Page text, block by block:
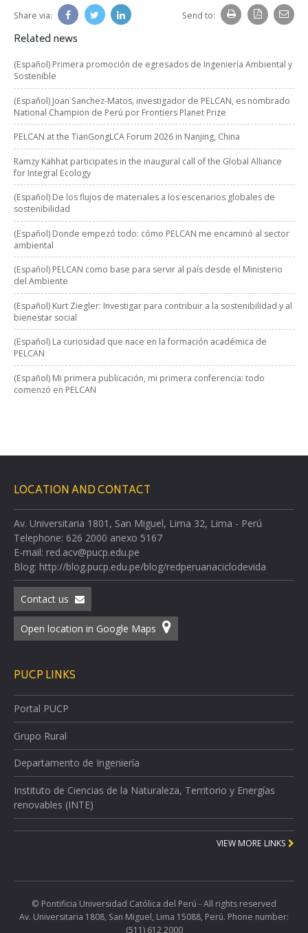
Share via: Send to:
Related news
(Español) Primera promoción de egresados de Ingeniería Ambiental y
Sostenible
(Español) Joan Sanchez-Matos, investigador de PELCAN, es nombrado
National Champion de Perú por Frontiers Planet Prize
PELCAN at the TianGongLCA Forum 2026 in Nanjing, China
Ramzy Kahhat participates in the inaugural call of the Global Alliance
for Integral Ecology
(Español) De los flujos de materiales a los escenarios globales de
sostenibilidad
(Español) Donde empezó todo: cómo PELCAN me encaminó al sector
ambiental
(Español) PELCAN como base para servir al país desde el Ministerio
del Ambiente
(Español) Kurt Ziegler: Investigar para contribuir a la sostenibilidad y al
bienestar social
(Español) La curiosidad que nace en la formación académica de
PELCAN
(Español) Mi primera publicación, mi primera conferencia: todo
comenzó en PELCAN
LOCATION AND CONTACT
Av. Universitaria 1801, San Miguel, Lima 32, Lima - Perú
Telephone: 626 2000 anexo 5167
E-mail: red.acv@pucp.edu.pe
Blog: http://blog.pucp.edu.pe/blog/redperuanaciclodevida
Contact us
Open location in Google Maps
PUCP LINKS
Portal PUCP
Grupo Rural
Departamento de Ingeniería
Instituto de Ciencias de la Naturaleza, Territorio y Energías
renovables (INTE)
VIEW MORE LINKS
© Pontificia Universidad Católica del Perú - All rights reserved
Av. Universitaria 1808, San Miguel, Lima 15088, Perú. Phone number:
(511) 612 2000